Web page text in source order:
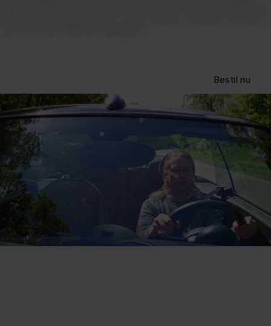
Bestil nu